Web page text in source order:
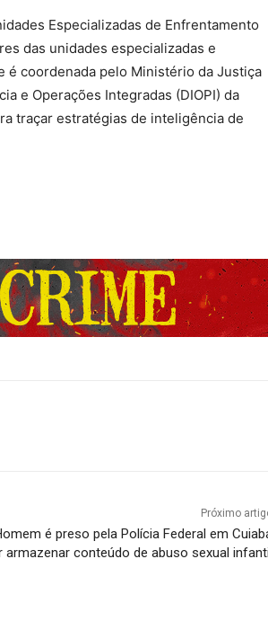
Especializadas de Enfrentamento
das unidades especializadas e
é coordenada pelo Ministério da Justiça
e Operações Integradas (DIOPI) da
traçar estratégias de inteligência de
Próximo
é preso pela Polícia Federal em
armazenar conteúdo de abuso sexual infantil